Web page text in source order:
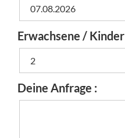
Erwachsene / Kinder
Deine Anfrage :